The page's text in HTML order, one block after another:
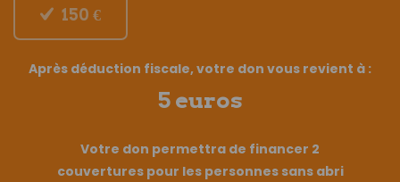
150 €
Après déduction fiscale, votre don vous revient à :
5 euros
Votre don permettra de financer 2
couvertures pour les personnes sans abri